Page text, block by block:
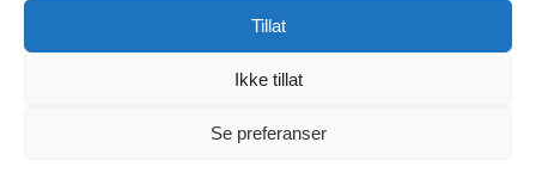
Tillat
Ikke tillat
Se preferanser